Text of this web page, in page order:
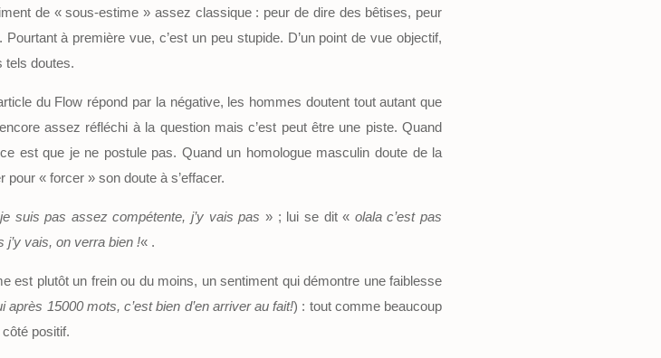
de « sous-estime » assez classique : peur de dire des bêtises, peur
à première vue, c’est un peu stupide. D’un point de vue objectif,
tels doutes.
du Flow répond par la négative, les hommes doutent tout autant que
assez réfléchi à la question mais c’est peut être une piste. Quand
est que je ne postule pas. Quand un homologue masculin doute de la
« forcer » son doute à s’effacer.
suis pas assez compétente, j’y vais pas » ; lui se dit « olala c’est pas
vais, on verra bien !« .
est plutôt un frein ou du moins, un sentiment qui démontre une faiblesse
après 15000 mots, c’est bien d’en arriver au fait!) : tout comme beaucoup
positif.